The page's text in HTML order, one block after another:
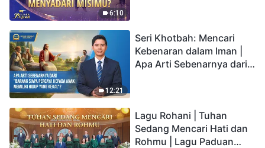
6:10
12:21
Seri Khotbah: Mencari
Kebenaran dalam Iman |
Apa Arti Sebenarnya dari
Lagu Rohani | Tuhan
Sedang Mencari Hati dan
Rohmu | Lagu Paduan